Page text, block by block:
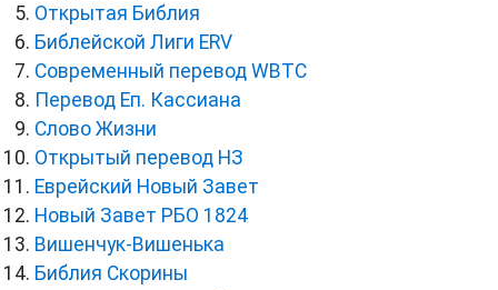
Открытая Библия
Библейской Лиги ERV
Cовременный перевод WBTC
Перевод Еп. Кассиана
Слово Жизни
Открытый перевод НЗ
Еврейский Новый Завет
Новый Завет РБО 1824
Вишенчук-Вишенька
Библия Скорины